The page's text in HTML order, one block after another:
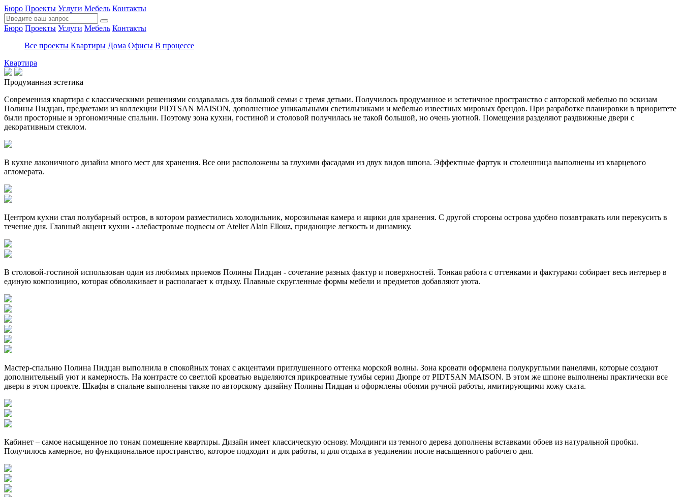
Бюро Проекты Услуги Мебель Контакты
Бюро Проекты Услуги Мебель Контакты
Все проекты Квартиры Дома Офисы В процессе
Квартира
Продуманная эстетика
Современная квартира с классическими решениями создавалась для большой семьи с тремя детьми. Получилось продуманное и эстетичное пространство с авторской мебелью по эскизам
Полины Пидцан, предметами из коллекции PIDTSAN MAISON, дополненное уникальными светильниками и мебелью известных мировых брендов. При разработке планировки в приоритете
были просторные и эргономичные спальни. Поэтому зона кухни, гостиной и столовой получилась не такой большой, но очень уютной. Помещения разделяют раздвижные двери с
декоративным стеклом.
В кухне лаконичного дизайна много мест для хранения. Все они расположены за глухими фасадами из двух видов шпона. Эффектные фартук и столешница выполнены из кварцевого
агломерата.
Центром кухни стал полубарный остров, в котором разместились холодильник, морозильная камера и ящики для хранения. С другой стороны острова удобно позавтракать или перекусить в
течение дня. Главный акцент кухни - алебастровые подвесы от Atelier Alain Ellouz, придающие легкость и динамику.
В столовой-гостиной использован один из любимых приемов Полины Пидцан - сочетание разных фактур и поверхностей. Тонкая работа с оттенками и фактурами собирает весь интерьер в
единую композицию, которая обволакивает и располагает к отдыху. Плавные скругленные формы мебели и предметов добавляют уюта.
Мастер-спальню Полина Пидцан выполнила в спокойных тонах c акцентами приглушенного оттенка морской волны. Зона кровати оформлена полукруглыми панелями, которые создают
дополнительный уют и камерность. На контрасте со светлой кроватью выделяются прикроватные тумбы серии Дюпре от PIDTSAN MAISON. В этом же шпоне выполнены практически все
двери в этом проекте. Шкафы в спальне выполнены также по авторскому дизайну Полины Пидцан и оформлены обоями ручной работы, имитирующими кожу ската.
Кабинет – самое насыщенное по тонам помещение квартиры. Дизайн имеет классическую основу. Молдинги из темного дерева дополнены вставками обоев из натуральной пробки.
Получилось камерное, но функциональное пространство, которое подходит и для работы, и для отдыха в уединении после насыщенного рабочего дня.